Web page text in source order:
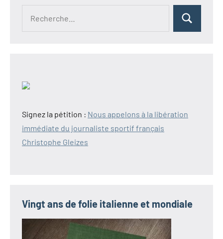
Rechercher
Signez la pétition : Nous appelons à la libération
immédiate du journaliste sportif français
Christophe Gleizes
Vingt ans de folie italienne et mondiale